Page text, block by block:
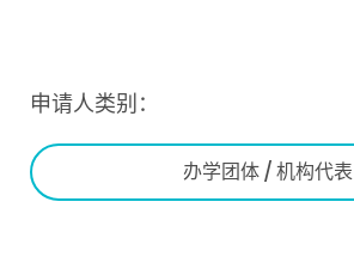
申请人类别：
办学团体 / 机构代表